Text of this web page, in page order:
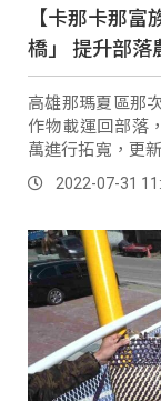
【卡那卡那
橋」 提升部落
高雄那瑪夏區那
作物載運回部落
萬進行拓寬，更
駛。2022-07-31